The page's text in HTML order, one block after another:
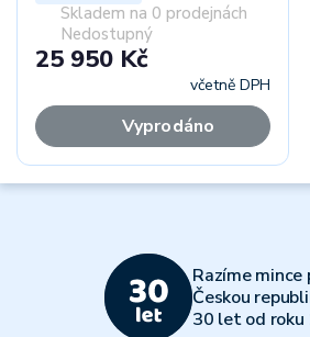
Skladem na 0 prodejnách
Nedostupný
25 950 Kč
včetně DPH
Vyprodáno
Razíme mince
Českou
30 let od roku